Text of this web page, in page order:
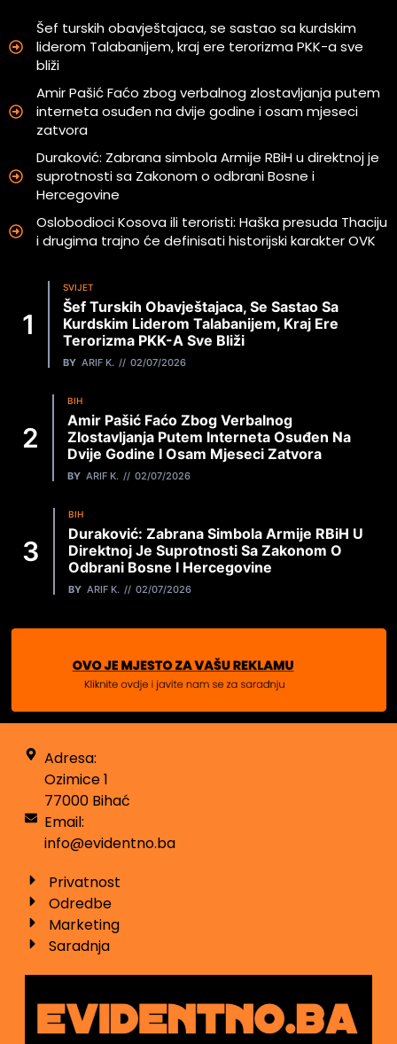
Šef turskih obavještajaca, se sastao sa kurdskim
liderom Talabanijem, kraj ere terorizma PKK-a sve
bliži
Amir Pašić Faćo zbog verbalnog zlostavljanja putem
interneta osuđen na dvije godine i osam mjeseci
zatvora
Duraković: Zabrana simbola Armije RBiH u direktnoj je
suprotnosti sa Zakonom o odbrani Bosne i
Hercegovine
Oslobodioci Kosova ili teroristi: Haška presuda Thaciju
i drugima trajno će definisati historijski karakter OVK
SVIJET
Šef Turskih Obavještajaca, Se Sastao Sa
Kurdskim Liderom Talabanijem, Kraj Ere
Terorizma PKK-A Sve Bliži
BY ARIF K. 02/07/2026
BIH
Amir Pašić Faćo Zbog Verbalnog
Zlostavljanja Putem Interneta Osuđen Na
Dvije Godine I Osam Mjeseci Zatvora
BY ARIF K. 02/07/2026
BIH
Duraković: Zabrana Simbola Armije RBiH U
Direktnoj Je Suprotnosti Sa Zakonom O
Odbrani Bosne I Hercegovine
BY ARIF K. 02/07/2026
Adresa:
Ozimice 1
77000 Bihać
Email:
info@evidentno.ba
Privatnost
Odredbe
Marketing
Saradnja